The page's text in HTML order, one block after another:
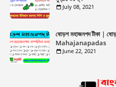
July 08, 2021
ষোড়শ মহাজনপদ টীকা |
Mahajanapadas
June 22, 2021